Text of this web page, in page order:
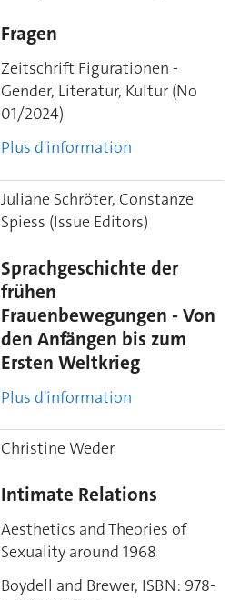
Fragen
Zeitschrift Figurationen -
Gender, Literatur, Kultur (No
01/2024)
Plus d'information
Juliane Schröter, Constanze
Spiess (Issue Editors)
Sprachgeschichte der
frühen
Frauenbewegungen - Von
den Anfängen bis zum
Ersten Weltkrieg
Plus d'information
Christine Weder
Intimate Relations
Aesthetics and Theories of
Sexuality around 1968
Boydell and Brewer, ISBN: 978-